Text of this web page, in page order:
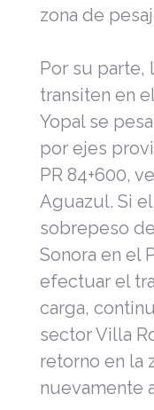
zona de
Por su parte,
transiten en
Yopal se
por ejes
PR 84+600,
Aguazul. Si
sobrepeso
Sonora en el
efectuar el
carga,
sector Villa
retorno en la
nuevamente